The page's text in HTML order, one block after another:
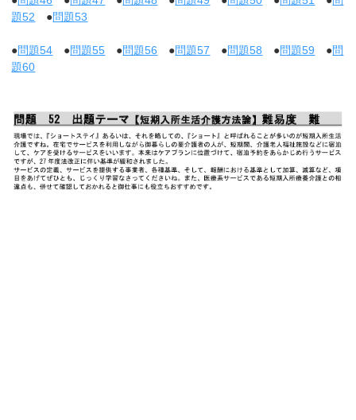
題52 ●問題53
●問題54 ●問題55 ●問題56 ●問題57 ●問題58 ●問題59 ●問
題60